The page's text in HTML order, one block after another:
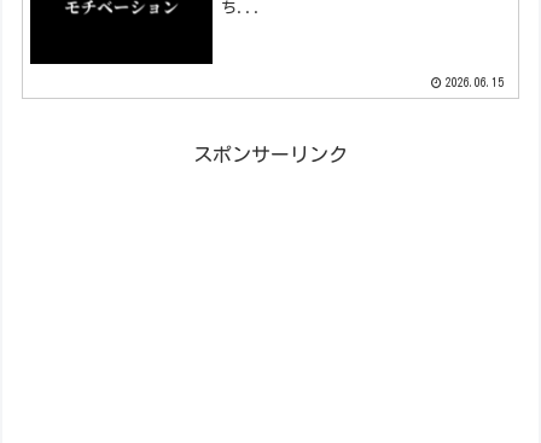
ち...
2026.06.15
スポンサーリンク